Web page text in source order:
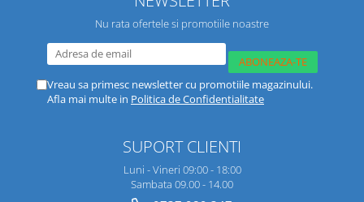
Nu rata ofertele si promotiile noastre
Vreau sa primesc newsletter cu promotiile magazinului.
Afla mai multe in Politica de Confidentialitate
SUPORT CLIENTI
Luni - Vineri 09:00 - 18:00
Sambata 09.00 - 14.00